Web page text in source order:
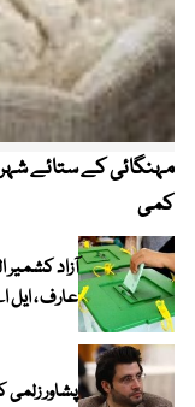
مہنگائی کے ستائے
کمی
عارف ، ایل اے 28 میں پیپلز پارٹی کے
پشاور زلمی